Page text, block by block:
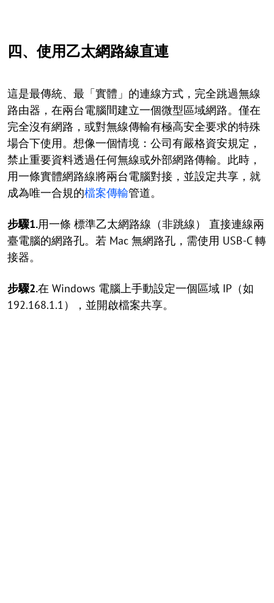
四、使用乙太網路線直連
這是最傳統、最「實體」的連線方式，完全跳過無線
路由器，在兩台電腦間建立一個微型區域網路。僅在
完全沒有網路，或對無線傳輸有極高安全要求的特殊
場合下使用。想像一個情境：公司有嚴格資安規定，
禁止重要資料透過任何無線或外部網路傳輸。此時，
用一條實體網路線將兩台電腦對接，並設定共享，就
成為唯一合規的檔案傳輸管道。
步驟1.用一條 標準乙太網路線（非跳線） 直接連線兩
臺電腦的網路孔。若 Mac 無網路孔，需使用 USB-C 轉
接器。
步驟2.在 Windows 電腦上手動設定一個區域 IP（如
192.168.1.1），並開啟檔案共享。